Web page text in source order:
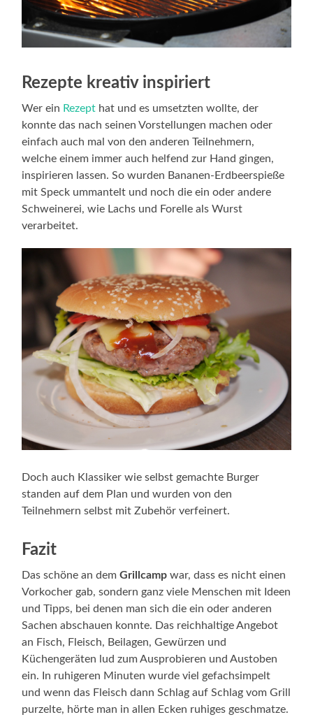
Rezepte kreativ inspiriert
Wer ein Rezept hat und es umsetzten wollte, der
konnte das nach seinen Vorstellungen machen oder
einfach auch mal von den anderen Teilnehmern,
welche einem immer auch helfend zur Hand gingen,
inspirieren lassen. So wurden Bananen-Erdbeerspieße
mit Speck ummantelt und noch die ein oder andere
Schweinerei, wie Lachs und Forelle als Wurst
verarbeitet.
Doch auch Klassiker wie selbst gemachte Burger
standen auf dem Plan und wurden von den
Teilnehmern selbst mit Zubehör verfeinert.
Fazit
Das schöne an demGrillcamp war, dass es nicht einen
Vorkocher gab, sondern ganz viele Menschen mit Ideen
und Tipps, bei denen man sich die ein oder anderen
Sachen abschauen konnte. Das reichhaltige Angebot
an Fisch, Fleisch, Beilagen, Gewürzen und
Küchengeräten lud zum Ausprobieren und Austoben
ein. In ruhigeren Minuten wurde viel gefachsimpelt
und wenn das Fleisch dann Schlag auf Schlag vom Grill
purzelte, hörte man in allen Ecken ruhiges geschmatze.